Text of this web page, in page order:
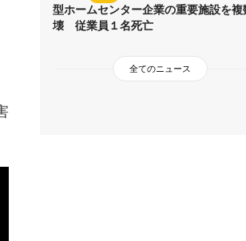
型ホームセンター企業の重要施設を複
壊 従業員１名死亡
全てのニュース